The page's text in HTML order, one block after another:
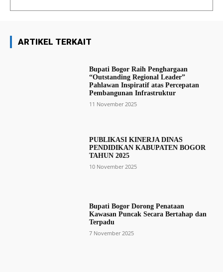
ARTIKEL TERKAIT
Bupati Bogor Raih Penghargaan
“Outstanding Regional Leader”
Pahlawan Inspiratif atas Percepatan
Pembangunan Infrastruktur
11 November 2025
PUBLIKASI KINERJA DINAS
PENDIDIKAN KABUPATEN BOGOR
TAHUN 2025
10 November 2025
Bupati Bogor Dorong Penataan
Kawasan Puncak Secara Bertahap dan
Terpadu
7 November 2025